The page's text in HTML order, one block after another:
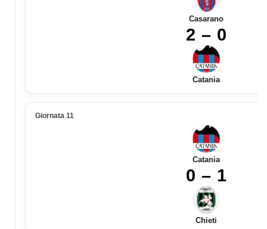
Casarano
2 – 0
Catania
Giornata 11
Catania
0 – 1
Chieti